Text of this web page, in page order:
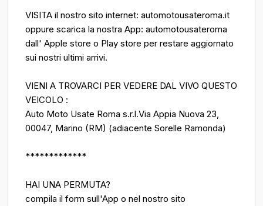
VISITA il nostro sito internet: automotousateroma.it
oppure scarica la nostra App: automotousateroma
dall' Apple store o Play store per restare aggiornato
sui nostri ultimi arrivi.
VIENI A TROVARCI PER VEDERE DAL VIVO QUESTO
VEICOLO :
Auto Moto Usate Roma s.r.l.Via Appia Nuova 23,
00047, Marino (RM) (adiacente Sorelle Ramonda)
*************
HAI UNA PERMUTA?
compila il form sull'App o nel nostro sito